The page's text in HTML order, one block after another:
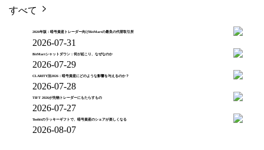
すべて
2026年版：暗号資産トレーダー向けBitMartの最良の代替取引所
2026-07-31
BitMartシャットダウン：何が起こり、なぜなのか
2026-07-29
CLARITY法2026：暗号資産にどのような影響を与えるのか？
2026-07-28
TIFT 2026が先物トレーダーにもたらすもの
2026-07-27
Toobitのラッキーギフトで、暗号資産のシェアが楽しくなる
2026-08-07